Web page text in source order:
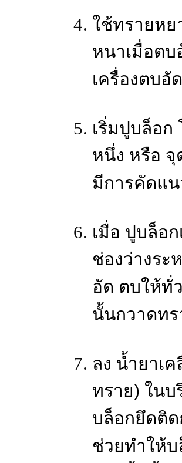
ใช้ทรายหย
หนาเมื่อต
เครื่องตบ
เริ่มปูบล็อก
หนึ่ง หรือ จุ
มีการคัดแน
เมื่อ ปูบล็อ
ช่องว่างระ
อัด ตบให้ทั่
นั้นกวาดท
ลง น้ำยาเ
ทราย) ในบ
บล็อกยึดติ
ช่วยทำให้